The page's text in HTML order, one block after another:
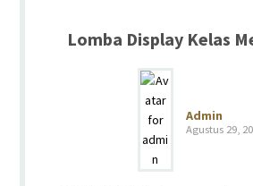
Lomba Display Kelas
Admin
Agustus 29,